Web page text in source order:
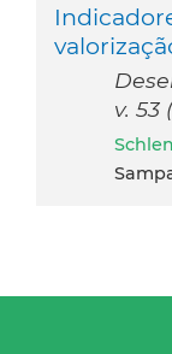
v. 53